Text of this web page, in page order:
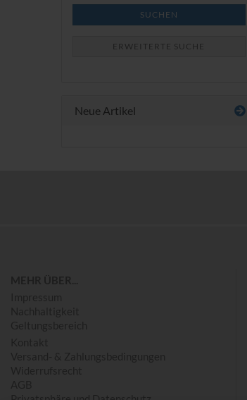
SUCHEN
ERWEITERTE SUCHE
Neue Artikel